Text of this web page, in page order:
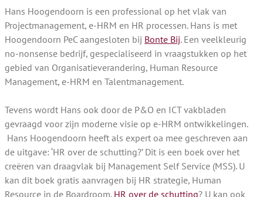
Hans Hoogendoorn is een professional op het vlak van
Projectmanagement, e-HRM en HR processen. Hans is met
Hoogendoorn PeC aangesloten bij Bonte Bij. Een veelkleurig
no-nonsense bedrijf, gespecialiseerd in vraagstukken op het
gebied van Organisatieverandering, Human Resource
Management, e-HRM en Talentmanagement.
Tevens wordt Hans ook door de P&O en ICT vakbladen
gevraagd voor zijn moderne visie op e-HRM ontwikkelingen.
Hans Hoogendoorn heeft als expert oa mee geschreven aan
de uitgave: ‘HR over de schutting?’ Dit is een boek over het
creëren van draagvlak bij Management Self Service (MSS). U
kan dit boek gratis aanvragen bij HR strategie, Human
Resource in de Boardroom. HR over de schutting? U kan ook